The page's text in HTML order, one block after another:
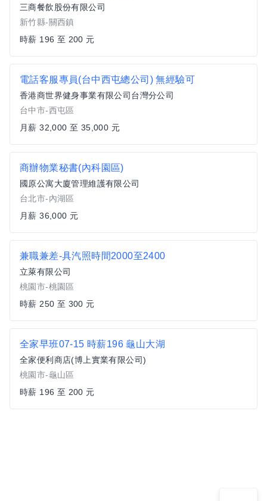
三商餐飲股份有限公司
新竹縣-關西鎮
時薪 196 至 200 元
電話客服專員(台中西屯總公司) 無經驗可
香港商世界健身事業有限公司台灣分公司
台中市-西屯區
月薪 32,000 至 35,000 元
商辦物業秘書(內科園區)
國原公寓大廈管理維護有限公司
台北市-內湖區
月薪 36,000 元
兼職兼差-具汽照時間2000至2400
立萊有限公司
桃園市-桃園區
時薪 250 至 300 元
全家早班07-15 時薪196 龜山大湖
全家便利商店(博上實業有限公司)
桃園市-龜山區
時薪 196 至 200 元